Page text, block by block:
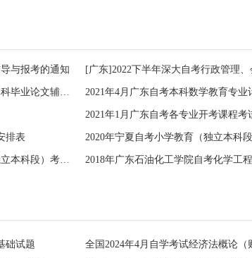
与报考的通知
2022上半年深圳大学自考行政管理、会计学本科毕业论文辅导与考核报名通知 2021年4月广东自考本科数学教育专业
2021年1月广东自考各专业开考课程考
排表 2020年宁夏自考小学教育（独立本科
2018年华南理工大学自考汽车维修与检测（独立本科段）考试计划
础试题